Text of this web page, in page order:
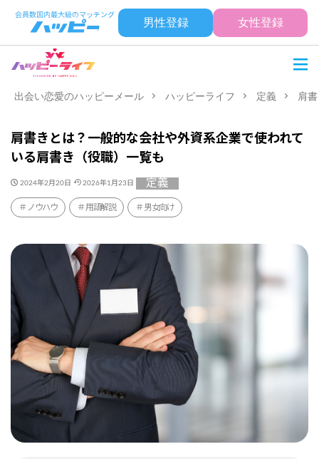
男性登録 女性登録
出会い恋愛のハッピーメール ハッピーライフ 定義 肩
肩書きとは？一般的な会社や外資系企業で使われて
いる肩書き（役職）一覧も
2024年2月20日 2026年1月23日 定義
ノウハウ 用語解説 男女向け